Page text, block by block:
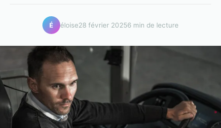
É éloise28 février 20256 min de lecture